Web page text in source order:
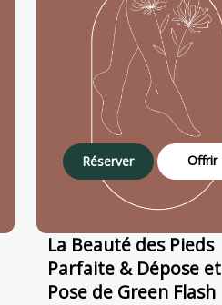
Réserver Offrir
La Beauté des Pieds
Parfaite & Dépose et
Pose de Green Flash